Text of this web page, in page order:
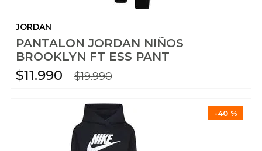
JORDAN
PANTALON JORDAN NIÑOS
BROOKLYN FT ESS PANT
$11.990 $19.990
-40 %